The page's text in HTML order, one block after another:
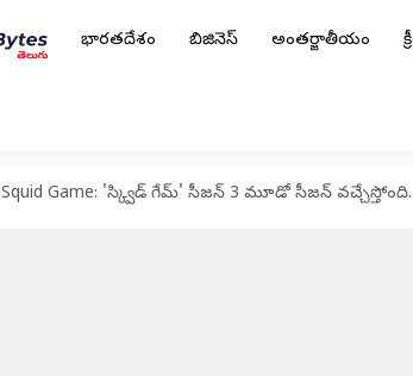
భారతదేశం బిజినెస్ అంతర్జాతీయం
Squid Game: 'స్క్విడ్ గేమ్' సీజన్ 3 మూడో సీజన్‌ వచ్చేస్తోంది..